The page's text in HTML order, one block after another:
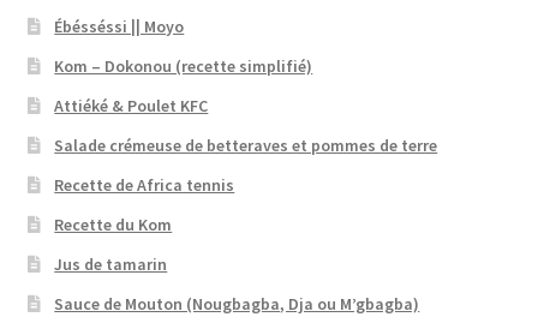
Ébésséssi || Moyo
Kom – Dokonou (recette simplifié)
Attiéké & Poulet KFC
Salade crémeuse de betteraves et pommes de terre
Recette de Africa tennis
Recette du Kom
Jus de tamarin
Sauce de Mouton (Nougbagba, Dja ou M’gbagba)